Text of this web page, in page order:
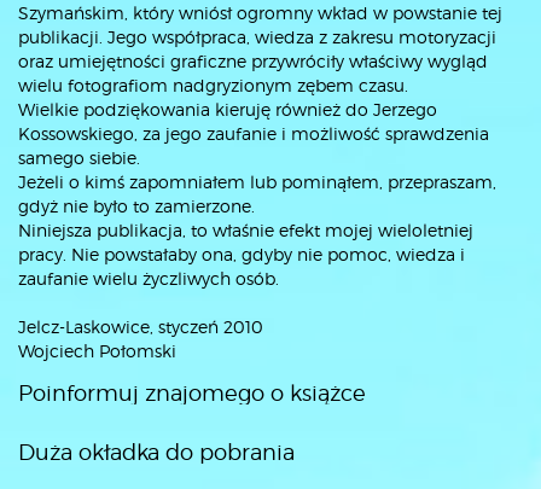
Szymańskim, który wniósł ogromny wkład w powstanie tej
publikacji. Jego współpraca, wiedza z zakresu motoryzacji
oraz umiejętności graficzne przywróciły właściwy wygląd
wielu fotografiom nadgryzionym zębem czasu.
Wielkie podziękowania kieruję również do Jerzego
Kossowskiego, za jego zaufanie i możliwość sprawdzenia
samego siebie.
Jeżeli o kimś zapomniałem lub pominąłem, przepraszam,
gdyż nie było to zamierzone.
Niniejsza publikacja, to właśnie efekt mojej wieloletniej
pracy. Nie powstałaby ona, gdyby nie pomoc, wiedza i
zaufanie wielu życzliwych osób.
Jelcz-Laskowice, styczeń 2010
Wojciech Połomski
Poinformuj znajomego o książce
Duża okładka do pobrania